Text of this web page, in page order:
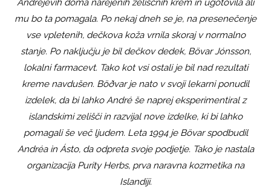
Andréjevih doma narejenih zeliščnih krem in ugotovila ali
mu bo ta pomagala. Po nekaj dneh se je, na presenečenje
vse vpletenih, dečkova koža vrnila skoraj v normalno
stanje. Po naključju je bil dečkov dedek, Bövar Jónsson,
lokalni farmacevt. Tako kot vsi ostali je bil nad rezultati
kreme navdušen. Böðvar je nato v svoji lekarni ponudil
izdelek, da bi lahko André še naprej eksperimentiral z
islandskimi zelišči in razvijal nove izdelke, ki bi lahko
pomagali še več ljudem. Leta 1994 je Bövar spodbudil
Andréa in Ásto, da odpreta svoje podjetje. Tako je nastala
organizacija Purity Herbs, prva naravna kozmetika na
Islandiji.